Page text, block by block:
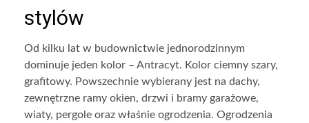
stylów
Od kilku lat w budownictwie jednorodzinnym
dominuje jeden kolor – Antracyt. Kolor ciemny szary,
grafitowy. Powszechnie wybierany jest na dachy,
zewnętrzne ramy okien, drzwi i bramy garażowe,
wiaty, pergole oraz właśnie ogrodzenia. Ogrodzenia